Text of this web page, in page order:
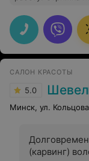
100% восторга!
САЛОН КРАСОТЫ
5.0
Минск, ул.
(карвинг)